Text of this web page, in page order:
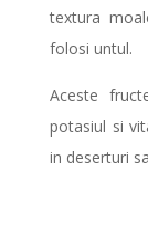
textura
folosi untul.
Aceste
potasiul si
in deserturi